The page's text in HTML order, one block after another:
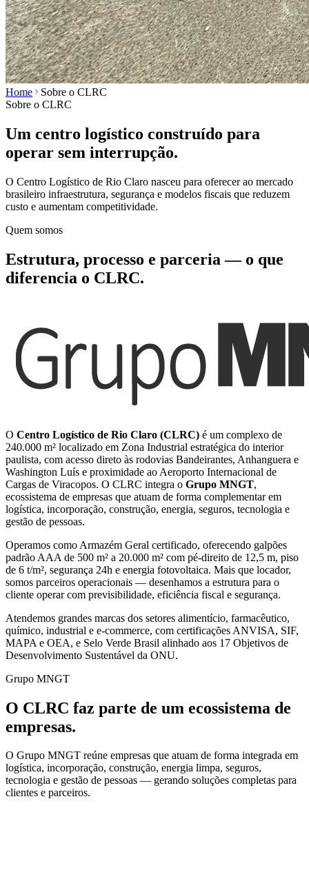
Home
Sobre o CLRC
Sobre o CLRC
Um centro logístico construído para
operar sem interrupção.
O Centro Logístico de Rio Claro nasceu para oferecer ao mercado
brasileiro infraestrutura, segurança e modelos fiscais que reduzem
custo e aumentam competitividade.
Quem somos
Estrutura, processo e parceria — o que
diferencia o CLRC.
O Centro Logístico de Rio Claro (CLRC) é um complexo de
240.000 m² localizado em Zona Industrial estratégica do interior
paulista, com acesso direto às rodovias Bandeirantes, Anhanguera e
Washington Luís e proximidade ao Aeroporto Internacional de
Cargas de Viracopos. O CLRC integra o Grupo MNGT,
ecossistema de empresas que atuam de forma complementar em
logística, incorporação, construção, energia, seguros, tecnologia e
gestão de pessoas.
Operamos como Armazém Geral certificado, oferecendo galpões
padrão AAA de 500 m² a 20.000 m² com pé-direito de 12,5 m, piso
de 6 t/m², segurança 24h e energia fotovoltaica. Mais que locador,
somos parceiros operacionais — desenhamos a estrutura para o
cliente operar com previsibilidade, eficiência fiscal e segurança.
Atendemos grandes marcas dos setores alimentício, farmacêutico,
químico, industrial e e-commerce, com certificações ANVISA, SIF,
MAPA e OEA, e Selo Verde Brasil alinhado aos 17 Objetivos de
Desenvolvimento Sustentável da ONU.
Grupo MNGT
O CLRC faz parte de um ecossistema de
empresas.
O Grupo MNGT reúne empresas que atuam de forma integrada em
logística, incorporação, construção, energia limpa, seguros,
tecnologia e gestão de pessoas — gerando soluções completas para
clientes e parceiros.